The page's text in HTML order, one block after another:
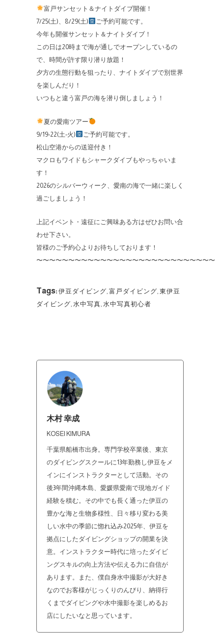
富戸サンセット＆ナイトダイブ開催！
7/25(土)、8/29(土)
ご予約可能です。
今年も開催サンセット＆ナイトダイブ！
この日は20時まで海が通しでオープンしているの
で、時間が許す限り潜り放題！
夕方の生態行動を狙ったり、ナイトダイブで別世界
を楽しんだり！
いつもと違う富戸の海を潜り倒しましょう！
夏の愛南ツアー
9/19-22(土-火)
ご予約可能です。
松山空港からの送迎付き！
マクロもワイドもシャークダイブもやっちゃいま
す！
2026のシルバーウィーク、愛南の海で一緒に楽しく
過ごしましょう！
上記イベント・遠征にご興味ある方はぜひお問い合
わせ下さい。
皆様のご予約心よりお待ちしております！
〜〜〜〜〜〜〜〜〜〜〜〜〜〜〜〜〜〜〜〜〜〜〜〜〜〜〜〜
Tags: 伊豆ダイビング 富戸ダイビング 東伊豆
ダイビング 水中写真 水中写真初心者
木村 幸成
KOSEI KIMURA
千葉県船橋市出身。専門学校卒業後、東京
のダイビングスクールに13年勤務し伊豆をメ
インにインストラクターとして活動。その
後3年間沖縄本島、愛媛県愛南で現地ガイド
経験を積む。その中でも長く通った伊豆の
豊かな海と生物多様性、日々移り変わる美
しい水中の季節に惚れ込み2025年、伊豆を
拠点にしたダイビングショップの開業を決
意。インストラクター時代に培ったダイビ
ングスキルの向上方法や伝える力に自信が
あります。また、僕自身水中撮影が大好き
なのでお客様がじっくりのんびり、納得行
くまでダイビングや水中撮影を楽しめるお
店にしたいなと思っています。